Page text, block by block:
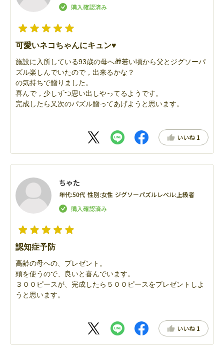
可愛いネコちゃんにキュン♥
施設に入所している93歳の母へ🎁若い頃から父とジグソーパ
ズル楽しんでいたので，出来るかな？
の気持ちで贈りました。
喜んで，少しずつ思い出しやってるようです。
完成したら又次のパズル贈ってあげようと思います。
いいね 1
ちゃた
年代:50代 性別:女性 ジグソーパズルレベル: 上級者
認知症予防
高齢の母への、プレゼント。
頭を使うので、良いと喜んでいます。
３００ピースが、完成したら５００ピースをプレゼントしよ
うと思います。
いいね 1